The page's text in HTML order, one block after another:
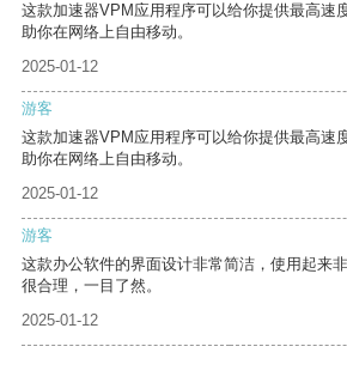
这款加速器VPM应用程序可以给你提供最高速
助你在网络上自由移动。
2025-01-12
游客
这款加速器VPM应用程序可以给你提供最高速
助你在网络上自由移动。
2025-01-12
游客
这款办公软件的界面设计非常简洁，使用起来
很合理，一目了然。
2025-01-12